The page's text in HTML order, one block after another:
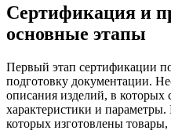
Сертификация и
основные этапы
Первый этап сертификации
подготовку документации.
описания изделий, в которых
характеристики и
которых изготовлены товары,